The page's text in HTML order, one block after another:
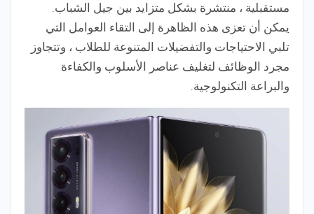
مستقبلية ، منتشرة بشكل متزايد بين جيل الشباب.
يمكن أن تعزى هذه الظاهرة إلى التقاء العوامل التي
تلبي الاحتياجات والتفضيلات المتنوعة للطلاب ، وتتجاوز
مجرد الوظائف لتغليف عناصر الأسلوب والكفاءة
والبراعة التكنولوجية.